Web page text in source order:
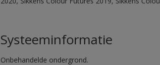
Systeeminformatie
Onbehandelde ondergrond.